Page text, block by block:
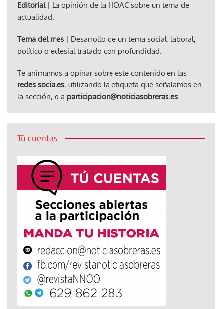
Editorial| La opinión de la HOAC sobre un tema de
actualidad.
Tema del mes | Desarrollo de un tema social, laboral,
político o eclesial tratado con profundidad.
Te animamos a opinar sobre este contenido en las
redes sociales, utilizando la etiqueta que señalamos en
la sección, o a participacion@noticiasobreras.es
Tú cuentas